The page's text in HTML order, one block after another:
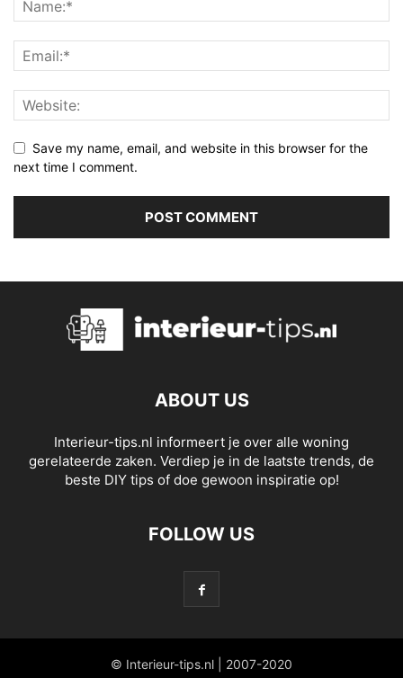
Save my name, email, and website in this browser for the
next time I comment.
ABOUT US
Interieur-tips.nl informeert je over alle woning
gerelateerde zaken. Verdiep je in de laatste trends, de
beste DIY tips of doe gewoon inspiratie op!
FOLLOW US
© Interieur-tips.nl | 2007-2020